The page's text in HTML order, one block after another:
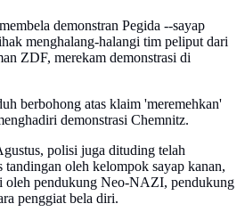
demonstran Pegida --sayap
menghalang-halangi tim peliput dari
ZDF, merekam demonstrasi di
berbohong atas klaim 'meremehkan'
demonstrasi Chemnitz.
polisi juga dituding telah
tandingan oleh kelompok sayap kanan,
oleh pendukung Neo-NAZI, pendukung
penggiat bela diri.